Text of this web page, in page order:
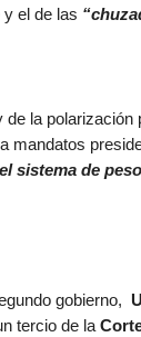
y el de las
de la polarización
mandatos
sistema de
gobierno,
tercio de la